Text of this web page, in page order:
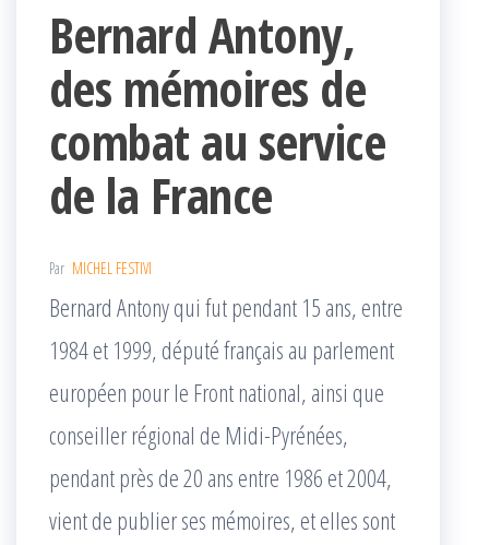
Bernard Antony,
des mémoires de
combat au service
de la France
Par MICHEL FESTIVI
Bernard Antony qui fut pendant 15 ans, entre
1984 et 1999, député français au parlement
européen pour le Front national, ainsi que
conseiller régional de Midi-Pyrénées,
pendant près de 20 ans entre 1986 et 2004,
vient de publier ses mémoires, et elles sont